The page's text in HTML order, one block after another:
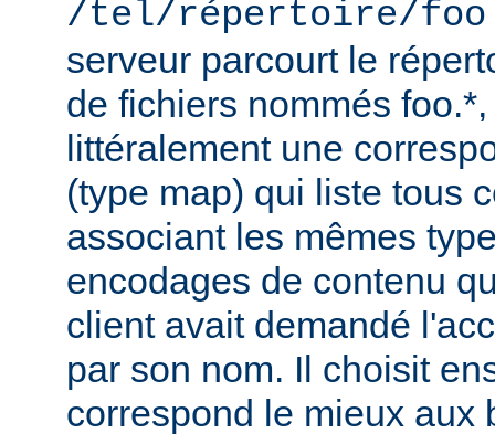
/tel/répertoire/foo
serveur parcourt le
de fichiers nommés
littéralement une
(type map) qui liste tous
associant les mêmes
encodages de contenu
client avait demandé
par son nom. Il choisit
correspond le mieux aux